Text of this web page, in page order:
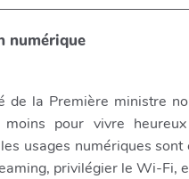
numérique
de la Première ministre
pour vivre
usages numériques
privilégier le Wi-Fi,